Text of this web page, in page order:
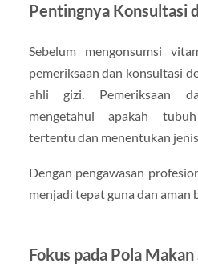
Pentingnya Konsultasi
Sebelum mengonsumsi
pemeriksaan dan konsultasi
ahli gizi. Pemeriksaan
mengetahui apakah
tertentu dan menentukan
Dengan pengawasan
menjadi tepat guna dan aman
Fokus pada Pola